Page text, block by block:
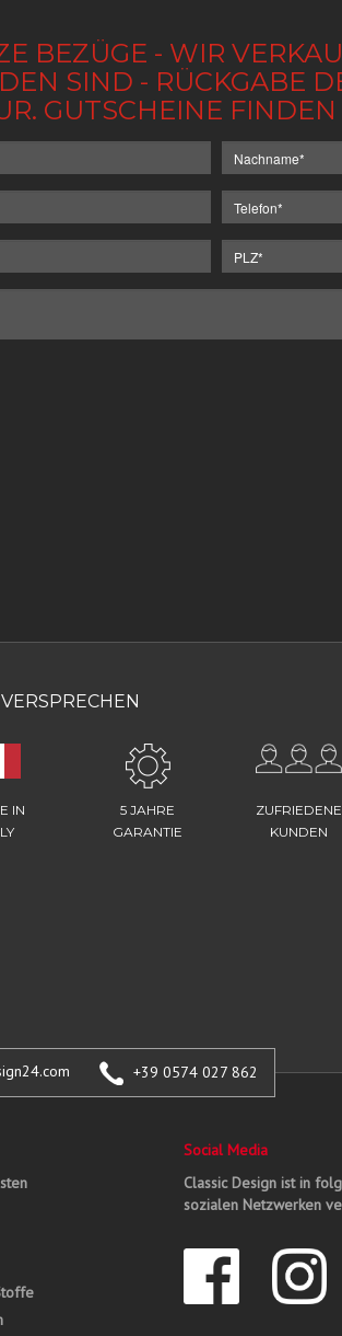
BEZÜGE - WIR
SIND - RÜCKGABE
GUTSCHEINE
IN
5 JAHRE
GARANTIE
ZUFRIEDENE
KUNDEN
+39 0574 027 862
Social Media
Classic Design ist in
sozialen Netzwerken